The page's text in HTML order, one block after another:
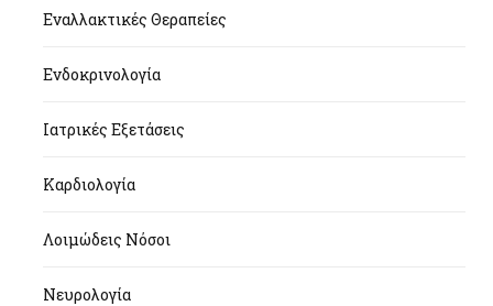
Εναλλακτικές Θεραπείες
Ενδοκρινολογία
Ιατρικές Εξετάσεις
Καρδιολογία
Λοιμώδεις Νόσοι
Νευρολογία